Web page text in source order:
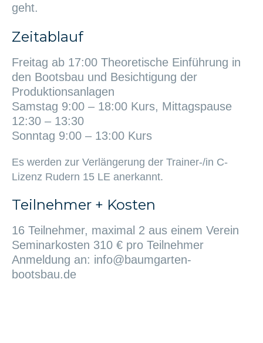
geht.
Zeitablauf
Freitag ab 17:00 Theoretische Einführung in
den Bootsbau und Besichtigung der
Produktionsanlagen
Samstag 9:00 – 18:00 Kurs, Mittagspause
12:30 – 13:30
Sonntag 9:00 – 13:00 Kurs
Es werden zur Verlängerung der Trainer-/in C-
Lizenz Rudern 15 LE anerkannt.
Teilnehmer + Kosten
16 Teilnehmer, maximal 2 aus einem Verein
Seminarkosten 310 € pro Teilnehmer
Anmeldung an: info@baumgarten-
bootsbau.de